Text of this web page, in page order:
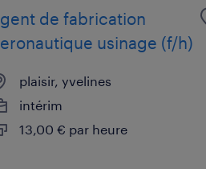
de fabrication
usinage (f/h)
plaisir, yvelines
intérim
13,00 € par heure